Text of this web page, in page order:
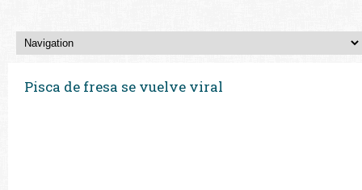
Pisca de fresa se vuelve viral